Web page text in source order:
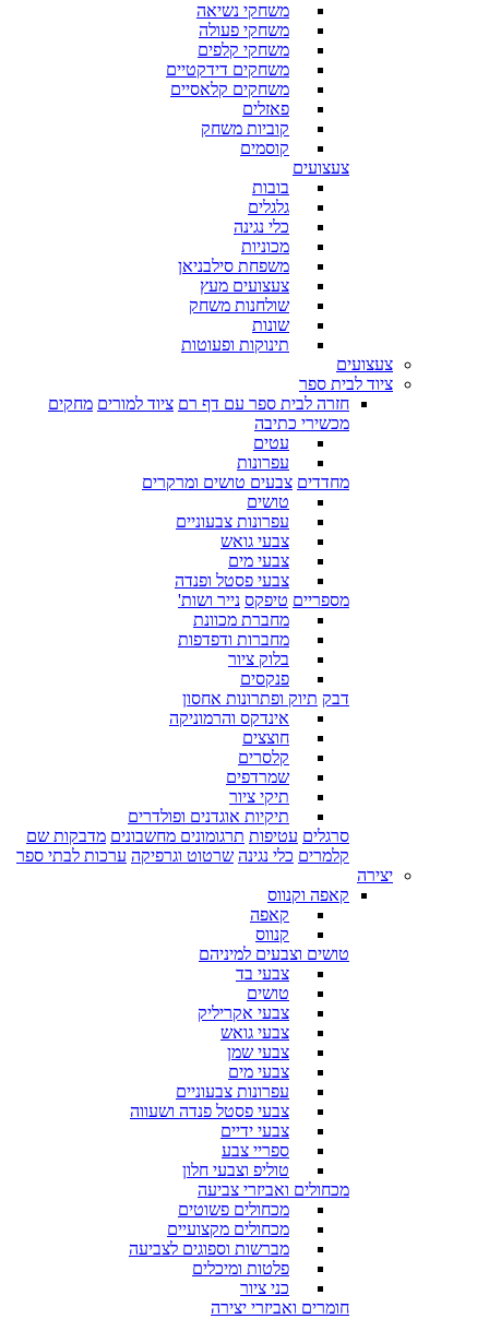
משחקי נשיאה
משחקי פעולה
משחקי קלפים
משחקים דידקטיים
משחקים קלאסיים
פאזלים
קוביות משחק
קוסמים
צעצועים
בובות
גלגלים
כלי נגינה
מכוניות
משפחת סילבניאן
צעצועים מעץ
שולחנות משחק
שונות
תינוקות ופעוטות
צעצועים
ציוד לבית ספר
חזרה לבית ספר עם דף רם ציוד למורים מחקים
מכשירי כתיבה
עטים
עפרונות
מחדדים צבעים טושים ומרקרים
טושים
עפרונות צבעוניים
צבעי גואש
צבעי מים
צבעי פסטל ופנדה
מספריים טיפקס נייר ושות'
מחברת מכוונת
מחברות ודפדפות
בלוק ציור
פנקסים
דבק תיוק ופתרונות אחסון
אינדקס והרמוניקה
חוצצים
קלסרים
שמרדפים
תיקי ציור
תיקיות אוגדנים ופולדרים
סרגלים עטיפות תרגומונים מחשבונים מדבקות שם
קלמרים כלי נגינה שרטוט וגרפיקה ערכות לבתי ספר
יצירה
קאפה וקנווס
קאפה
קנווס
טושים וצבעים למיניהם
צבעי בד
טושים
צבעי אקריליק
צבעי גואש
צבעי שמן
צבעי מים
עפרונות צבעוניים
צבעי פסטל פנדה ושעווה
צבעי ידיים
ספריי צבע
טוליפ וצבעי חלון
מכחולים ואביזרי צביעה
מכחולים פשוטים
מכחולים מקצועיים
מברשות וספוגים לצביעה
פלטות ומיכלים
כני ציור
חומרים ואביזרי יצירה